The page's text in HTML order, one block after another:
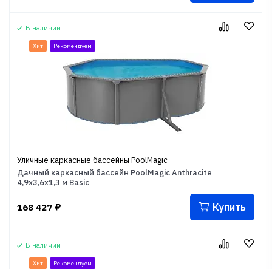
В наличии
Хит Рекомендуем
Уличные каркасные бассейны PoolMagic
Дачный каркасный бассейн PoolMagic Anthracite
4,9x3,6x1,3 м Basic
168 427 ₽ Купить
В наличии
Хит Рекомендуем